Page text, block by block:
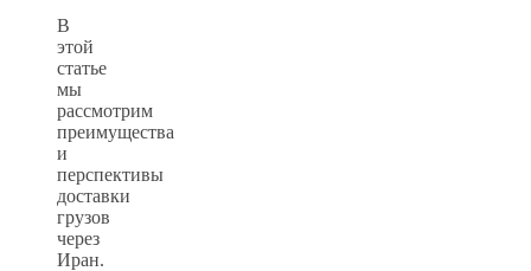
В
этой
статье
мы
рассмотрим
преимущества
и
перспективы
доставки
грузов
через
Иран.